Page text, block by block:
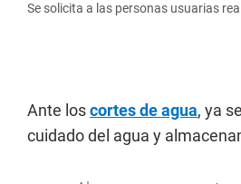
Se solicita a las personas usuarias
Ante loscortes de agua, ya
cuidado del agua y